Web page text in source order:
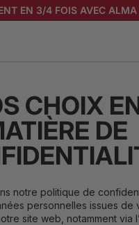
EN 3/4 FOIS AVEC ALMA
CHOIX
DE
notre politique de
personnelles issues de
site web, notamment via